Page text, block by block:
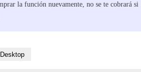
la función nuevamente, no se te cobrará si
Desktop